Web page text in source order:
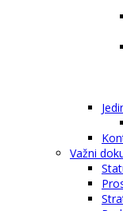
Važni